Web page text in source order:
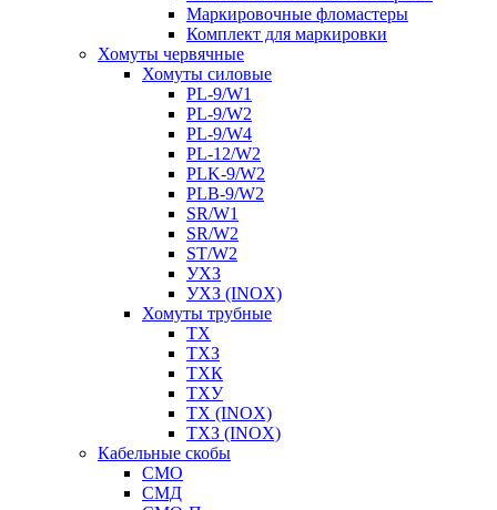
Маркировочные фломастеры
Комплект для маркировки
Хомуты червячные
Хомуты силовые
PL-9/W1
PL-9/W2
PL-9/W4
PL-12/W2
PLK-9/W2
PLB-9/W2
SR/W1
SR/W2
ST/W2
УХЗ
УХЗ (INOX)
Хомуты трубные
ТХ
ТХЗ
ТХК
ТХУ
ТХ (INOX)
ТХЗ (INOX)
Кабельные скобы
СМО
СМД